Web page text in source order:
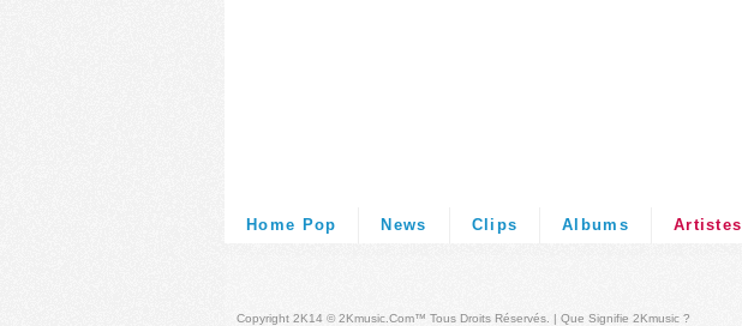
Home Pop News Clips Albums Artistes
Copyright 2K14 © 2Kmusic.com™ Tous Droits Réservés . | Que Signifie 2Kmusic ?